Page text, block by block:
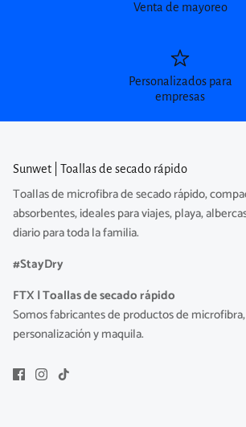
Venta de mayoreo
Personalizados para
empresas
Sunwet | Toallas de secado rápido
Toallas de microfibra de secado rápido,
absorbentes, ideales para viajes, playa,
diario para toda la familia.
#StayDry
FTX | Toallas de secado rápido
Somos fabricantes de productos de
personalización y maquila.